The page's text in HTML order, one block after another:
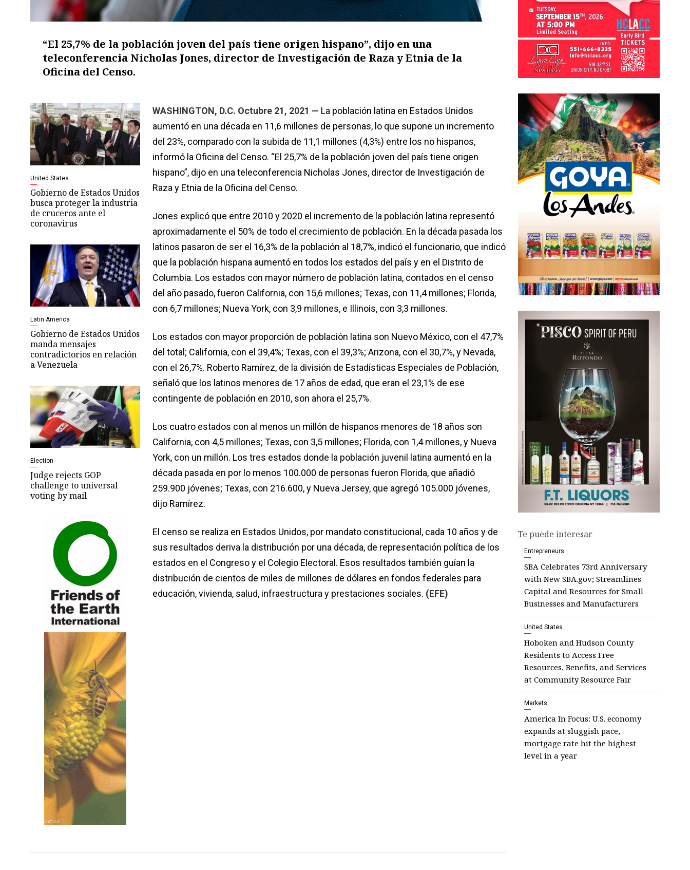
“El 25,7% de la población joven del país tiene origen hispano”, dijo en una
teleconferencia Nicholas Jones, director de Investigación de Raza y Etnia de la
Oficina del Censo.
United States
Gobierno de Estados Unidos
busca proteger la industria
de cruceros ante el
coronavirus
Latin America
Gobierno de Estados Unidos
manda mensajes
contradictorios en relación
a Venezuela
Election
Judge rejects GOP
challenge to universal
voting by mail
WASHINGTON, D.C. Octubre 21, 2021 — La población latina en Estados Unidos
aumentó en una década en 11,6 millones de personas, lo que supone un incremento
del 23%, comparado con la subida de 11,1 millones (4,3%) entre los no hispanos,
informó la Oficina del Censo. “El 25,7% de la población joven del país tiene origen
hispano”, dijo en una teleconferencia Nicholas Jones, director de Investigación de
Raza y Etnia de la Oficina del Censo.
Jones explicó que entre 2010 y 2020 el incremento de la población latina representó
aproximadamente el 50% de todo el crecimiento de población. En la década pasada los
latinos pasaron de ser el 16,3% de la población al 18,7%, indicó el funcionario, que indicó
que la población hispana aumentó en todos los estados del país y en el Distrito de
Columbia. Los estados con mayor número de población latina, contados en el censo
del año pasado, fueron California, con 15,6 millones; Texas, con 11,4 millones; Florida,
con 6,7 millones; Nueva York, con 3,9 millones, e Illinois, con 3,3 millones.
Los estados con mayor proporción de población latina son Nuevo México, con el 47,7%
del total; California, con el 39,4%; Texas, con el 39,3%; Arizona, con el 30,7%, y Nevada,
con el 26,7%. Roberto Ramírez, de la división de Estadísticas Especiales de Población,
señaló que los latinos menores de 17 años de edad, que eran el 23,1% de ese
contingente de población en 2010, son ahora el 25,7%.
Los cuatro estados con al menos un millón de hispanos menores de 18 años son
California, con 4,5 millones; Texas, con 3,5 millones; Florida, con 1,4 millones, y Nueva
York, con un millón. Los tres estados donde la población juvenil latina aumentó en la
década pasada en por lo menos 100.000 de personas fueron Florida, que añadió
259.900 jóvenes; Texas, con 216.600, y Nueva Jersey, que agregó 105.000 jóvenes,
dijo Ramírez.
El censo se realiza en Estados Unidos, por mandato constitucional, cada 10 años y de
sus resultados deriva la distribución por una década, de representación política de los
estados en el Congreso y el Colegio Electoral. Esos resultados también guían la
distribución de cientos de miles de millones de dólares en fondos federales para
educación, vivienda, salud, infraestructura y prestaciones sociales. (EFE)
Te puede interesar
Entrepreneurs
SBA Celebrates 73rd Anniversary
with New SBA.gov; Streamlines
Capital and Resources for Small
Businesses and Manufacturers
United States
Hoboken and Hudson County
Residents to Access Free
Resources, Benefits, and Services
at Community Resource Fair
Markets
America In Focus: U.S. economy
expands at sluggish pace,
mortgage rate hit the highest
level in a year